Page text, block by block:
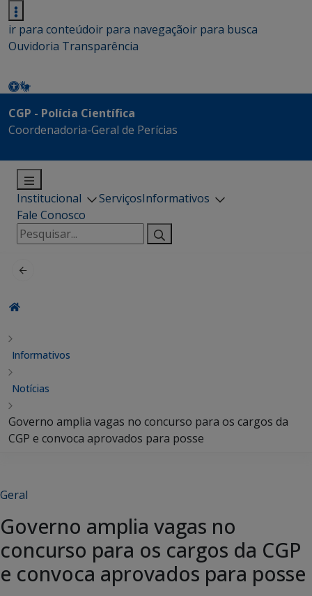
ir para conteúdoir para navegaçãoir para busca
Ouvidoria Transparência
CGP - Polícia Científica
Coordenadoria-Geral de Perícias
Institucional ServiçosInformativos
Fale Conosco
Pesquisar
por:
Informativos
Notícias
Governo amplia vagas no concurso para os cargos da
CGP e convoca aprovados para posse
Geral
Governo amplia vagas no
concurso para os cargos da CGP
e convoca aprovados para posse